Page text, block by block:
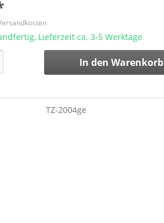
Lieferzeit ca. 3-5 Werktage
In den Warenkorb
TZ-2004ge